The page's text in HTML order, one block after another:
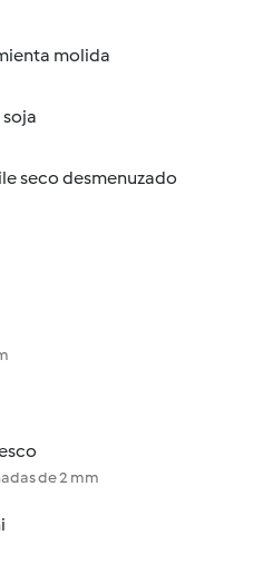
molida
seco desmenuzado
de 2 mm